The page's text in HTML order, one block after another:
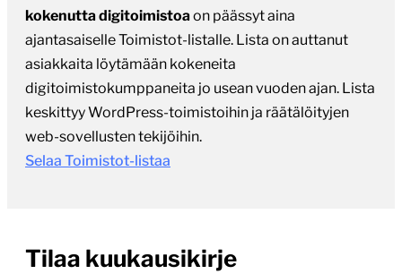
kokenutta digitoimistoaon päässyt aina
ajantasaiselle Toimistot-listalle. Lista on auttanut
asiakkaita löytämään kokeneita
digitoimistokumppaneita jo usean vuoden ajan. Lista
keskittyy WordPress-toimistoihin ja räätälöityjen
web-sovellusten tekijöihin.
Selaa Toimistot-listaa
Tilaa kuukausikirje